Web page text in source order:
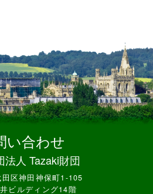
い合わせ
法人 Tazaki財団
区神田神保町1-105
ビルディング14階